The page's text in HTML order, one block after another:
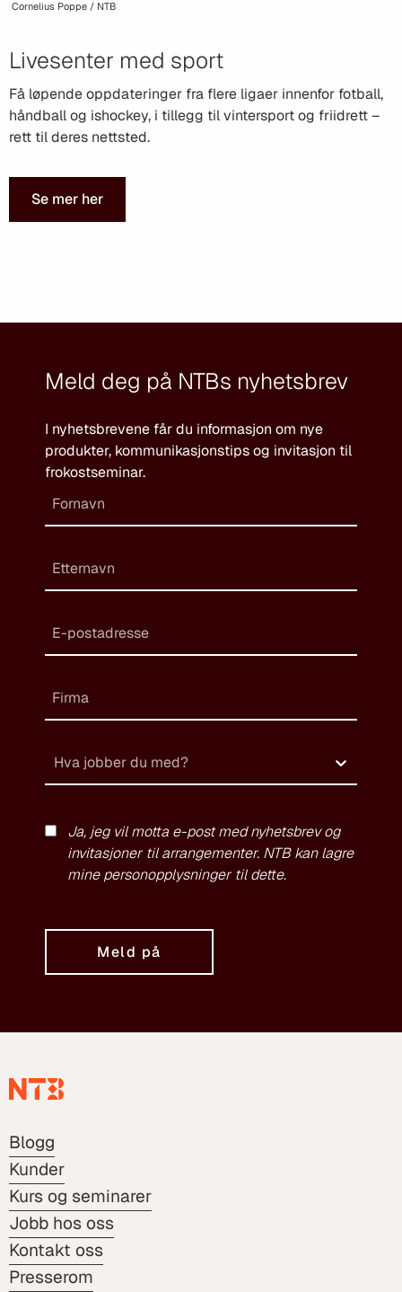
Livesenter med sport
Få løpende oppdateringer fra flere ligaer innenfor fotball,
håndball og ishockey, i tillegg til vintersport og friidrett –
rett til deres nettsted.
Se mer her
Cornelius Poppe / NTB
Meld deg på NTBs nyhetsbrev
I nyhetsbrevene får du informasjon om nye
produkter, kommunikasjonstips og invitasjon til
frokostseminar.
Hva jobber du med?
Ja, jeg vil motta e-post med nyhetsbrev og
invitasjoner til arrangementer. NTB kan lagre
mine personopplysninger til dette.
Meld på
Blogg
Kunder
Kurs og seminarer
Jobb hos oss
Kontakt oss
Presserom